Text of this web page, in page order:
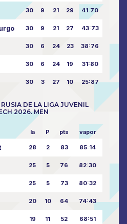
30 9 21 29 41:70
30 9 21 27 43:73
30 6 24 23 38:76
30 6 24 19 31:80
30 3 27 10 25:87
DE LA LIGA JUVENIL
2026. MEN
la P pts vapor
28 2 83 85:14
25 5 76 82:30
25 5 73 80:32
20 10 64 74:43
19 11 52 68:51